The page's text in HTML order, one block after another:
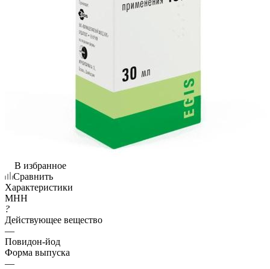
В избранное
Сравнить
Характеристики
МНН
?
Действующее вещество
—
Повидон-йод
Форма выпуска
—